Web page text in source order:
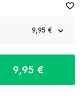
9,95 €
9,95 €
favorite_border